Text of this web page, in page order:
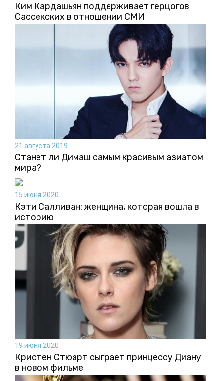
Ким Кардашьян поддерживает герцогов
Сассекских в отношении СМИ
21 августа 2019
Станет ли Димаш самым красивым азиатом
мира?
15 июня 2020
Кэти Салливан: женщина, которая вошла в
историю
19 июня 2020
Кристен Стюарт сыграет принцессу Диану
в новом фильме